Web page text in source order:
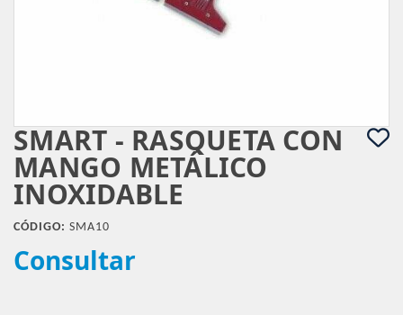
SMART - RASQUETA CON
MANGO METÁLICO
INOXIDABLE
CÓDIGO: SMA10
Consultar